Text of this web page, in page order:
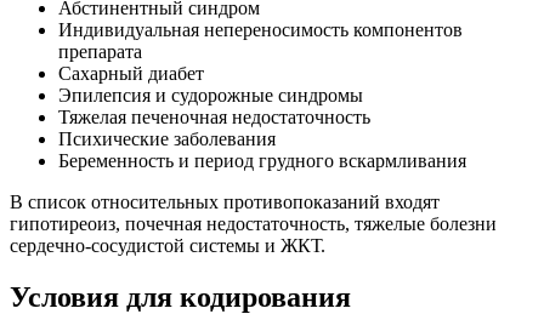
Абстинентный синдром
Индивидуальная непереносимость компонентов
препарата
Сахарный диабет
Эпилепсия и судорожные синдромы
Тяжелая печеночная недостаточность
Психические заболевания
Беременность и период грудного вскармливания
В список относительных противопоказаний входят
гипотиреоиз, почечная недостаточность, тяжелые болезни
сердечно-сосудистой системы и ЖКТ.
Условия для кодирования